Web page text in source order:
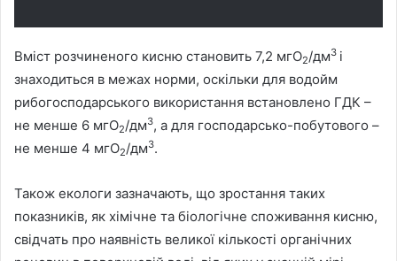
Вміст розчиненого кисню становить 7,2 мгО2/дм3 і
знаходиться в межах норми, оскільки для водойм
рибогосподарського використання встановлено ГДК –
не менше 6 мгО2/дм3, а для господарсько-побутового –
не менше 4 мгО2/дм3.
Також екологи зазначають, що зростання таких
показників, як хімічне та біологічне споживання кисню,
свідчать про наявність великої кількості органічних